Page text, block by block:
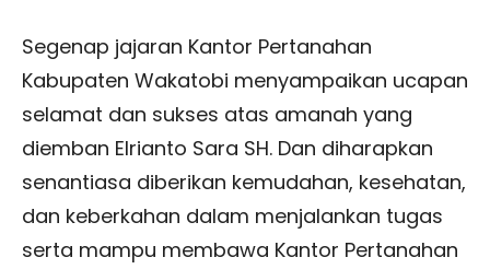
Segenap jajaran Kantor Pertanahan
Kabupaten Wakatobi menyampaikan ucapan
selamat dan sukses atas amanah yang
diemban Elrianto Sara SH. Dan diharapkan
senantiasa diberikan kemudahan, kesehatan,
dan keberkahan dalam menjalankan tugas
serta mampu membawa Kantor Pertanahan